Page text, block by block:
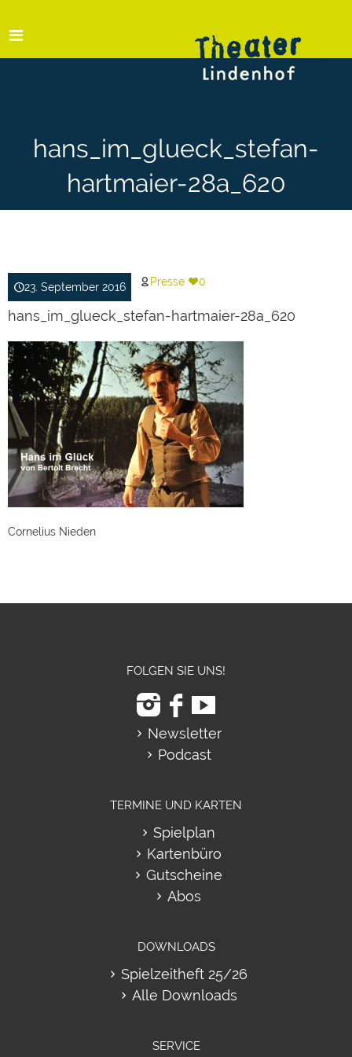
hans_im_glueck_stefan-
hartmaier-28a_620
23. September 2016 Presse 0
hans_im_glueck_stefan-hartmaier-28a_620
Cornelius Nieden
FOLGEN SIE UNS!
Newsletter
Podcast
TERMINE UND KARTEN
Spielplan
Kartenbüro
Gutscheine
Abos
DOWNLOADS
Spielzeitheft 25/26
Alle Downloads
SERVICE